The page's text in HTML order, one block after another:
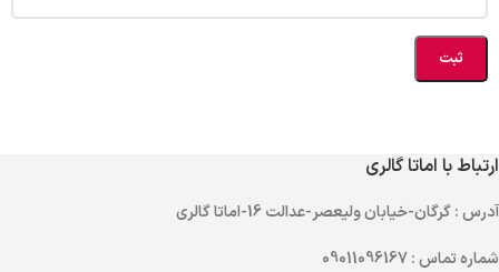
ارتباط با اماتا گالری
آدرس: گرگان-خیابان ولیعصر-عدالت 16-اماتا گالری
شماره تماس: 09011096167